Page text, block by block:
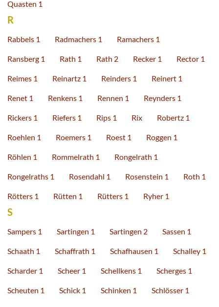
Quasten 1
R
Rabbels 1 Radmachers 1 Ramachers 1
Ransberg 1 Rath 1 Rath 2 Recker 1 Rector 1
Reimes 1 Reinartz 1 Reinders 1 Reinert 1
Renet 1 Renkens 1 Rennen 1 Reynders 1
Rickers 1 Riefers 1 Rips 1 Rix Robertz 1
Roehlen 1 Roemers 1 Roest 1 Roggen 1
Röhlen 1 Rommelrath 1 Rongelrath 1
Rongelraths 1 Rosendahl 1 Rosenstein 1 Roth 1
Rötters 1 Rütten 1 Rütters 1 Ryher 1
S
Sampers 1 Sartingen 1 Sartingen 2 Sassen 1
Schaath 1 Schaffrath 1 Schafhausen 1 Schalley 1
Scharder 1 Scheer 1 Schellkens 1 Scherges 1
Scheuten 1 Schick 1 Schinken 1 Schlösser 1